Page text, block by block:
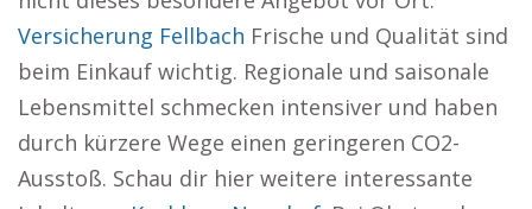
Versicherung Fellbach Frische und Qualität sind
beim Einkauf wichtig. Regionale und saisonale
Lebensmittel schmecken intensiver und haben
durch kürzere Wege einen geringeren CO2-
Ausstoß. Schau dir hier weitere interessante